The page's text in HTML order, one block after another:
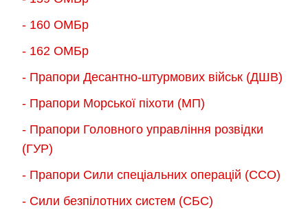
- 160 ОМБр
- 162 ОМБр
- Прапори Десантно-штурмових військ (ДШВ)
- Прапори Морської піхоти (МП)
- Прапори Головного управління розвідки
(ГУР)
- Прапори Сили спеціальних операцій (ССО)
- Сили безпілотних систем (СБС)